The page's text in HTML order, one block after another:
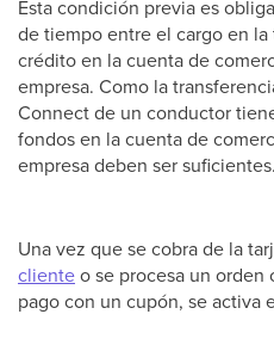
Esta condición previa es
de tiempo entre el cargo en
crédito en la cuenta de
empresa. Como la
Connect de un conductor
fondos en la cuenta de
empresa deben ser suficientes.
Una vez que se cobra de la
clienteo se procesa un
pago con un cupón, se activa